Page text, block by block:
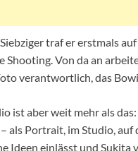
traf er erstmals auf
Shooting. Von da an
verantwortlich, das
ist aber weit mehr als
als Portrait, im Studio, auf
Ideen einlässt und